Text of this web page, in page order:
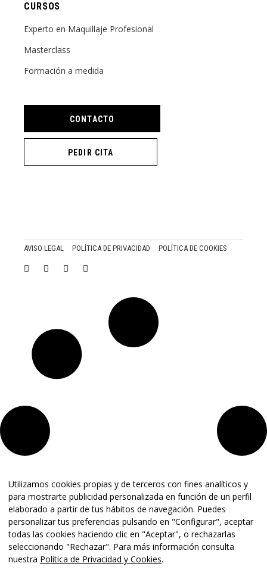
CURSOS
Experto en Maquillaje Profesional
Masterclass
Formación a medida
CONTACTO
PEDIR CITA
AVISO LEGAL POLÍTICA DE PRIVACIDAD POLÍTICA DE COOKIES
Utilizamos cookies propias y de terceros con fines analíticos y
para mostrarte publicidad personalizada en función de un perfil
elaborado a partir de tus hábitos de navegación. Puedes
personalizar tus preferencias pulsando en "Configurar", aceptar
todas las cookies haciendo clic en "Aceptar", o rechazarlas
seleccionando "Rechazar". Para más información consulta
nuestra Política de Privacidad y Cookies.